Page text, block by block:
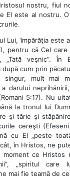
nostru, fiul
El este al nostru. O
Lui, împărăţia este
pentru că Cel
„Tată veşnic”.
după cum prin
singur, mult mai
darului
5:17). Nu
la tronul lui
şi tărie şi
cereşti
cu El „peste
în Hristos, ne
moment ce Hristos
„spiritul care
mai fie teamă de